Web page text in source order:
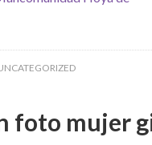
foto mujer